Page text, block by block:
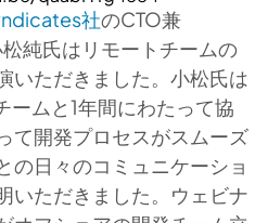
社のCTO兼
純氏はリモートチームの
いただきました。小松氏は
ムと1年間にわたって協
て開発プロセスがスムーズ
の日々のコミュニケーショ
いただきました。ウェビナ